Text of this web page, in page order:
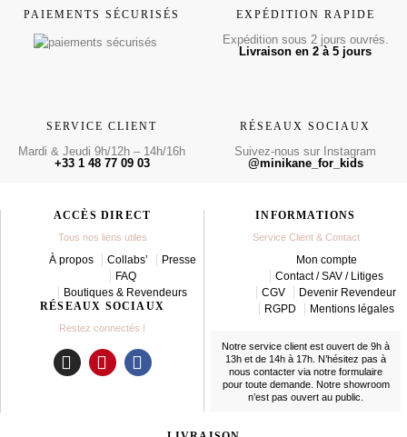
PAIEMENTS SÉCURISÉS EXPÉDITION RAPIDE
Expédition sous 2 jours ouvrés.
Livraison en 2 à 5 jours
SERVICE CLIENT
Mardi & Jeudi 9h/12h – 14h/16h
+33 1 48 77 09 03
RÉSEAUX SOCIAUX
Suivez-nous sur Instagram
@minikane_for_kids
ACCÈS DIRECT
Tous nos liens utiles
À propos Collabs’
Presse
FAQ
Boutiques & Revendeurs
RÉSEAUX SOCIAUX
Restez connectés !
I
P
F
INFORMATIONS
Service Client & Contact
Mon compte
Contact / SAV / Litiges
CGV
Devenir Revendeur
RGPD
Mentions légales
Notre service client est ouvert de 9h à
13h et de 14h à 17h. N’hésitez pas à
nous contacter via notre formulaire
pour toute demande. Notre showroom
n’est pas ouvert au public.